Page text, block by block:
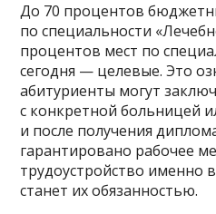
До 70 процентов
по специальности
процентов мест по
сегодня — целевые. Это
абитуриенты могут
с конкретной больницей
и после получения
гарантировано рабочее
трудоустройство именно
станет их обязанностью.